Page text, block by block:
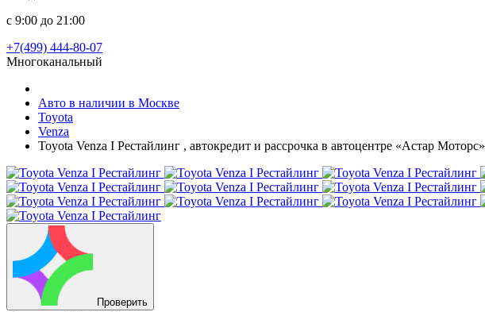
с 9:00 до 21:00
+7(499) 444-80-07
Многоканальный
Авто в наличии в Москве
Toyota
Venza
Toyota Venza I Рестайлинг , автокредит и рассрочка в автоцентре «Астар Моторс»
Проверить